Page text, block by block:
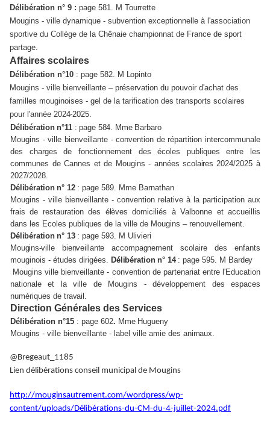
Délibération n° 9 : page 581. M Tourrette
Mougins - ville dynamique - subvention exceptionnelle à l'association
sportive du Collège de la Chênaie championnat de France de sport
partage.
Affaires scolaires
Délibération n°10 : page 582. M Lopinto
Mougins - ville bienveillante – préservation du pouvoir d'achat des
familles mouginoises - gel de la tarification des transports scolaires
pour l'année 2024-2025.
Délibération n°11 : page 584. Mme Barbaro
Mougins - ville bienveillante - convention de répartition intercommunale
des charges de fonctionnement des écoles publiques entre les
communes de Cannes et de Mougins - annéesscolaires2024/2025 à
2027/2028.
Délibération n° 12 : page 589. Mme Barnathan
Mougins - ville bienveillante - convention relative à la participation aux
frais de restauration des élèvesdomiciliés à Valbonne et accueillis
dans les Ecoles publiques de la ville de Mougins – renouvellement.
Délibération n° 13 : page 593. M Ulivieri
Mougins-ville bienveillante accompagnement scolaire des enfants
mouginois - études dirigées. Délibération n° 14 : page 595. M Bardey
Mougins ville bienveillante - convention de partenariat entre l'Education
nationale et la ville de Mougins - développement des espaces
numériques de travail.
Direction Générales des Services
Délibération n°15 : page 602. Mme Hugueny
Mougins - ville bienveillante - label ville amie des animaux.
@Bregeaut_1185
Lien délibérations conseil municipal de Mougins
http://mouginsautrement.com/wordpress/wp-
content/uploads/Délibérations-du-CM-du-4-juillet-2024.pdf